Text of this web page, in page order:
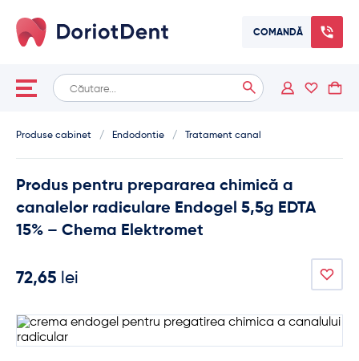
COMANDĂ
Caută
după:
When autocomplete results are available use up and down
Produse cabinet / Endodontie / Tratament canal
Produs pentru prepararea chimică a
canalelor radiculare Endogel 5,5g EDTA
15% – Chema Elektromet
72,65 lei